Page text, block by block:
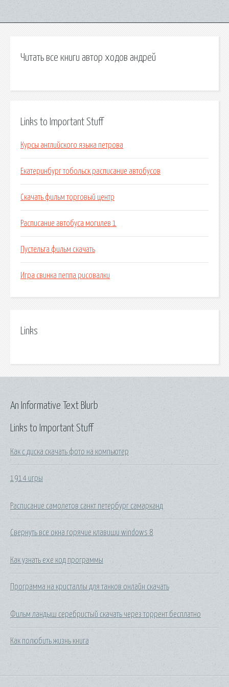
Читать все книги автор ходов андрей
Links to Important Stuff
Курсы английского языка петрова
Екатеринбург тобольск расписание автобусов
Скачать фильм торговый центр
Расписание автобуса могилев 1
Пустельга фильм скачать
Игра свинка пеппа рисовалки
Links
Links to Important Stuff
Как с диска скачать фото на компьютер
1914 игры
Расписание самолетов санкт петербург самарканд
Свернуть все окна горячие клавиши windows 8
Как узнать exe код программы
Программа на кристаллы для танков онлайн скачать
Фильм ландыш серебристый скачать через торрент бесплатно
Как полюбить жизнь книга
An Informative Text Blurb